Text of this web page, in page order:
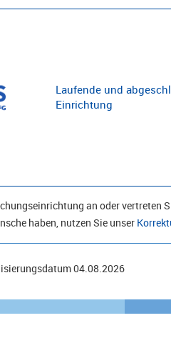
Laufende und
Einrichtung
an oder vertreten
haben, nutzen Sie unser
04.08.2026